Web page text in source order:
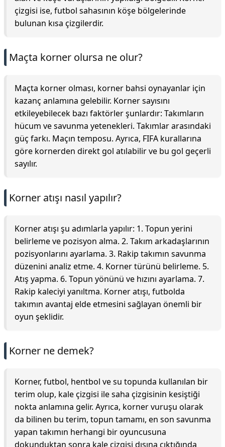
çizgisi ise, futbol sahasının köşe bölgelerinde
bulunan kısa çizgilerdir.
Maçta korner olursa ne olur?
Maçta korner olması, korner bahsi oynayanlar için
kazanç anlamına gelebilir. Korner sayısını
etkileyebilecek bazı faktörler şunlardır: Takımların
hücum ve savunma yetenekleri. Takımlar arasındaki
güç farkı. Maçın temposu. Ayrıca, FIFA kurallarına
göre kornerden direkt gol atılabilir ve bu gol geçerli
sayılır.
Korner atışı nasıl yapılır?
Korner atışı şu adımlarla yapılır: 1. Topun yerini
belirleme ve pozisyon alma. 2. Takım arkadaşlarının
pozisyonlarını ayarlama. 3. Rakip takımın savunma
düzenini analiz etme. 4. Korner türünü belirleme. 5.
Atış yapma. 6. Topun yönünü ve hızını ayarlama. 7.
Rakip kaleciyi yanıltma. Korner atışı, futbolda
takımın avantaj elde etmesini sağlayan önemli bir
oyun şeklidir.
Korner ne demek?
Korner, futbol, hentbol ve su topunda kullanılan bir
terim olup, kale çizgisi ile saha çizgisinin kesiştiği
nokta anlamına gelir. Ayrıca, korner vuruşu olarak
da bilinen bu terim, topun tamamı, en son savunma
yapan takımın herhangi bir oyuncusuna
dokunduktan sonra kale çizgisi dışına çıktığında